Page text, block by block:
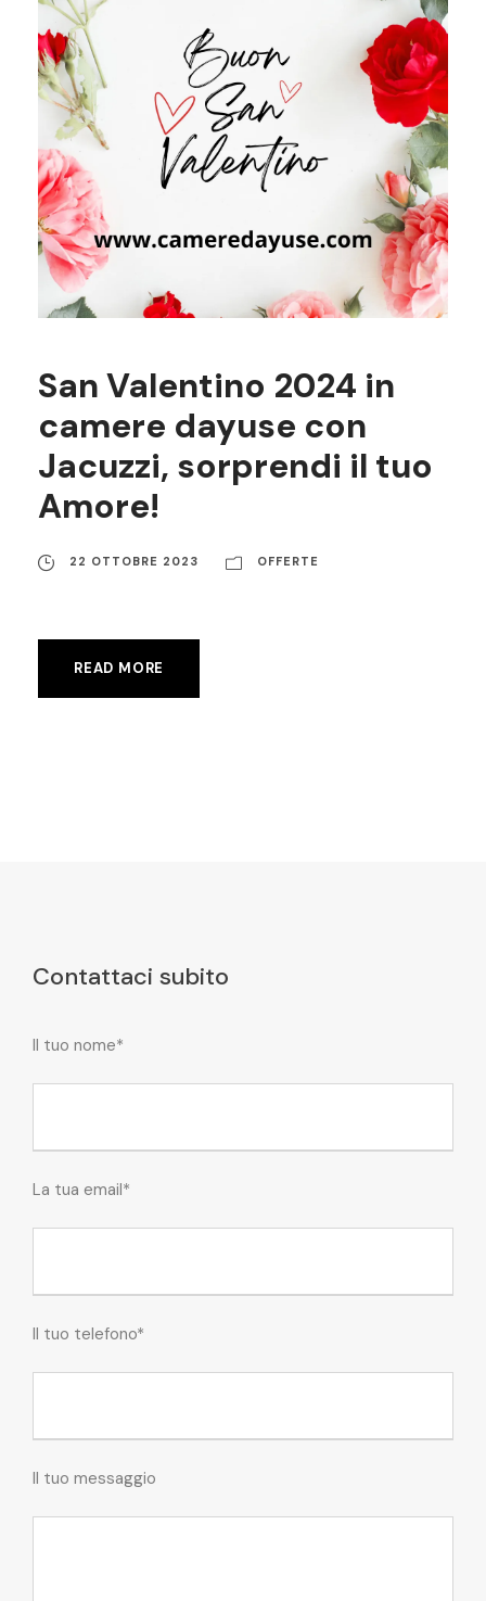
San Valentino 2024 in
camere dayuse con
Jacuzzi, sorprendi il tuo
Amore!
22 OTTOBRE 2023 OFFERTE
READ MORE
Contattaci subito
Il tuo nome*
La tua email*
Il tuo telefono*
Il tuo messaggio